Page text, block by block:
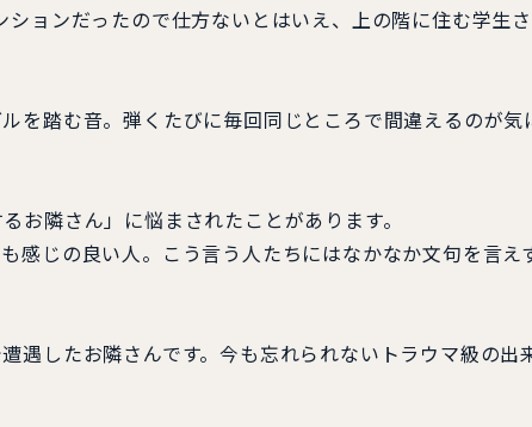
ョンだったので仕方ないとはいえ、上の階に住む学生
を踏む音。弾くたびに毎回同じところで間違えるのが気
隣さん」に悩まされたことがあります。
感じの良い人。こう言う人たちにはなかなか文句を言え
遇したお隣さんです。今も忘れられないトラウマ級の出